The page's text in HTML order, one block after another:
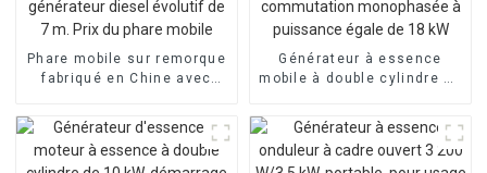
Phare mobile sur remorque
fabriqué en Chine avec
de 7 m. Prix du phare
mobile
Générateur à essence
mobile à double cylindre de
monophasée à puissance
égale de 18 kW